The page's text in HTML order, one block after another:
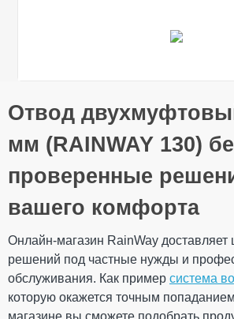
Общие характеристики
Тип системы
130/
Материал
ПВХ
Технология
Литье
Размеры
Вес
0,198 кг
Габариты
мм
Количество в
упаковке
20 шт
Дополнительные
Температура
от -
Оставьте свой отзыв
Ваше имя
Ваш отзыв
Отвод
мм (RAINWAY 130)
проверенные
вашего комфорта
Онлайн-магазин RainWay
решений под частные нужды и
обслуживания. Как пример система
которую окажется точным
магазине вы сможете подобрать